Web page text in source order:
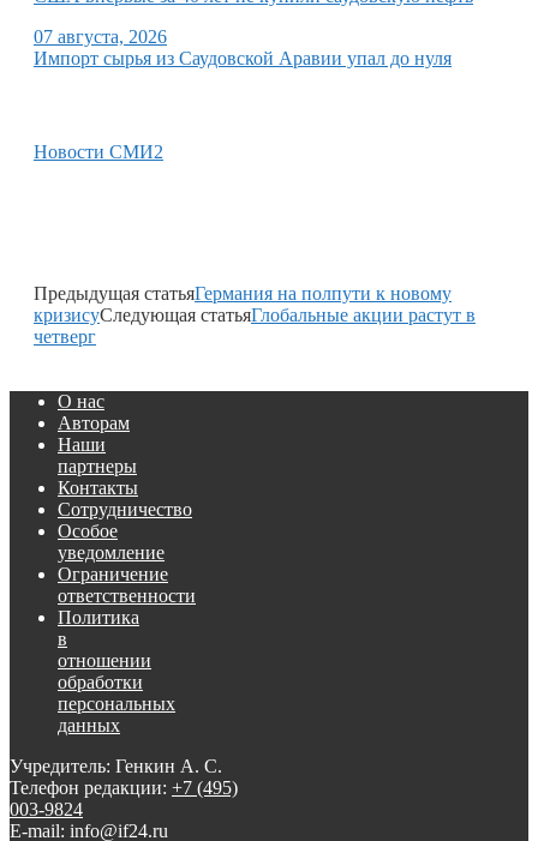
07 августа, 2026
Импорт сырья из Саудовской Аравии упал до нуля
Новости СМИ2
Предыдущая статьяГермания на полпути к новому
кризисуСледующая статьяГлобальные акции растут в
четверг
О нас
Авторам
Наши
партнеры
Контакты
Сотрудничество
Особое
уведомление
Ограничение
ответственности
Политика
в
отношении
обработки
персональных
данных
Учредитель: Генкин А. С.
Телефон редакции: +7 (495)
003-9824
E-mail: info@if24.ru